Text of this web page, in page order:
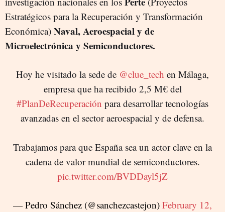
Estratégicos para la Recuperación y Transformación
Económica) Naval, Aeroespacial y de
Microelectrónica y Semiconductores.
Hoy he visitado la sede de @clue_tech en Málaga,
empresa que ha recibido 2,5 M€ del
#PlanDeRecuperación para desarrollar tecnologías
avanzadas en el sector aeroespacial y de defensa.
Trabajamos para que España sea un actor clave en la
cadena de valor mundial de semiconductores.
pic.twitter.com/BVDDayl5jZ
— Pedro Sánchez (@sanchezcastejon) February 12,